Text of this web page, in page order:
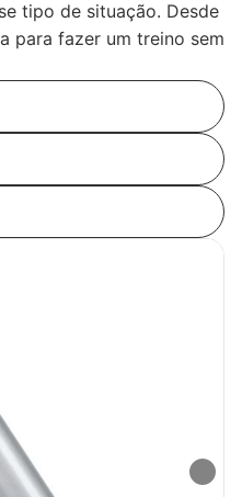
tipo de situação. Desde
para fazer um treino sem